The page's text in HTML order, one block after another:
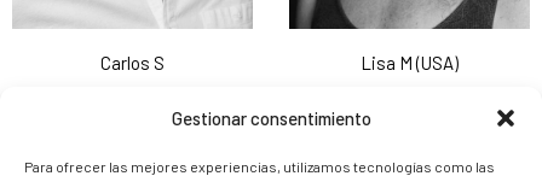
Gestionar consentimiento
Para ofrecer las mejores experiencias, utilizamos tecnologías como las
Carlos S Lisa M (USA)